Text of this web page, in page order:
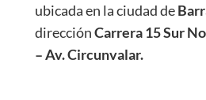
ubicada en la ciudad de
direcciónCarrera 15 Sur
– Av. Circunvalar.